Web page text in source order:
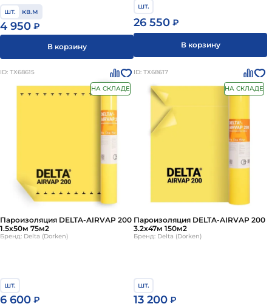
шт. кв.м
4 950 ₽
В корзину
шт.
26 550 ₽
В корзину
ID: ТХ68615
НА СКЛАДЕ
Пароизоляция DELTA-AIRVAP 200
1.5х50м 75м2
Бренд: Delta (Dorken)
шт.
6 600 ₽
ID: ТХ68617
НА СКЛАДЕ
Пароизоляция DELTA-AIRVAP 200
3.2х47м 150м2
Бренд: Delta (Dorken)
шт.
13 200 ₽